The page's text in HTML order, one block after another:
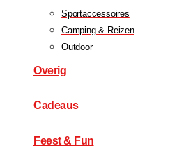
Sportaccessoires
Camping & Reizen
Outdoor
Overig
Cadeaus
Feest & Fun